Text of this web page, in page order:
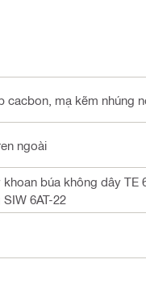
cacbon, mạ kẽm nhúng
ngoài
khoan búa không dây
SIW 6AT-22